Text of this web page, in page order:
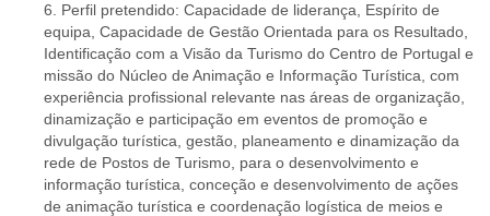
6. Perfil pretendido: Capacidade de liderança, Espírito de
equipa, Capacidade de Gestão Orientada para os Resultado,
Identificação com a Visão da Turismo do Centro de Portugal e
missão do Núcleo de Animação e Informação Turística, com
experiência profissional relevante nas áreas de organização,
dinamização e participação em eventos de promoção e
divulgação turística, gestão, planeamento e dinamização da
rede de Postos de Turismo, para o desenvolvimento e
informação turística, conceção e desenvolvimento de ações
de animação turística e coordenação logística de meios e